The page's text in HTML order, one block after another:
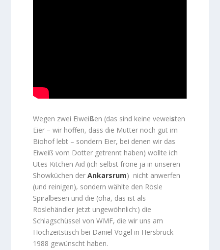
Wegen zwei Eiweißen (das sind keine veweisten
Eier – wir hoffen, dass die Mutter noch gut im
Biohof lebt – sondern Eier, bei denen wir das
Eiweiß vom Dotter getrennt haben) wollte ich
Utes Kitchen Aid (ich selbst fröne ja in unseren
Showküchen der Ankarsrum) nicht anwerfen
(und reinigen), sondern wählte den Rösle
Spiralbesen und die (öha, das ist als
Röslehändler jetzt ungewöhnlich:) die
Schlagschüssel von WMF, die wir uns am
Hochzeitstisch bei Daniel Vogel in Hersbruck
1988 gewünscht haben.